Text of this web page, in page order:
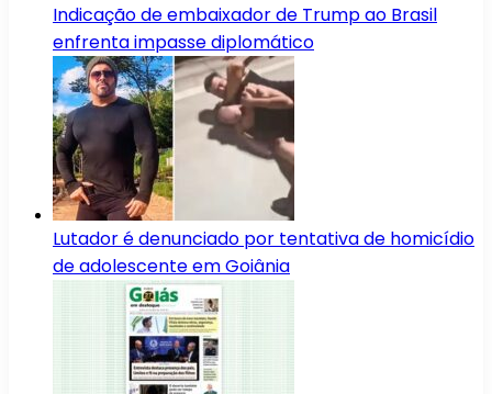
Indicação de embaixador de Trump ao Brasil
enfrenta impasse diplomático
Lutador é denunciado por tentativa de homicídio
de adolescente em Goiânia